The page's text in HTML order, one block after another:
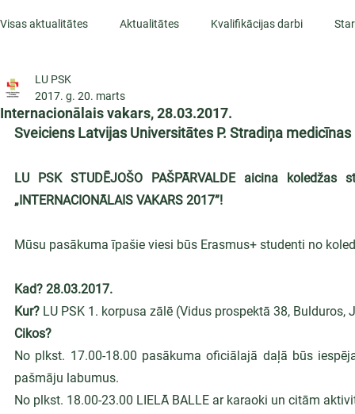
Visas aktualitātes Aktualitātes Kvalifikācijas darbi
ESF projekti
Internacionālais vakars, 28.03.2017.
LU PSK
2017. g. 20. marts
Sveiciens Latvijas Universitātes P. Stradiņa
LU PSK STUDĒJOŠO PAŠPĀRVALDE aicina
„INTERNACIONĀLAIS VAKARS 2017”!
Mūsu pasākuma īpašie viesi būs Erasmus+ studenti no
Kad? 28.03.2017.
Kur? LU PSK 1. korpusa zālē (Vidus prospektā 38, Bulduros,
Cikos?
No plkst. 17.00-18.00 pasākuma oficiālajā daļā būs
pašmāju labumus.
No plkst. 18.00-23.00 LIELĀ BALLE ar karaoki un citām